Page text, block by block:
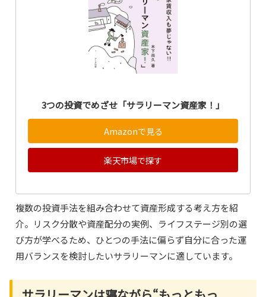
3つの投資でめざせ「サラリーマン資産家！」
Amazonで見る
楽天市場で探す
複数の投資手法を組み合わせて資産形成する考え方を紹
介。リスク分散や資産配分の実例、ライフステージ別の選
び方が学べるため、ひとつの手法に偏らず自分に合った運
用バランスを検討したいサラリーマンに適しています。